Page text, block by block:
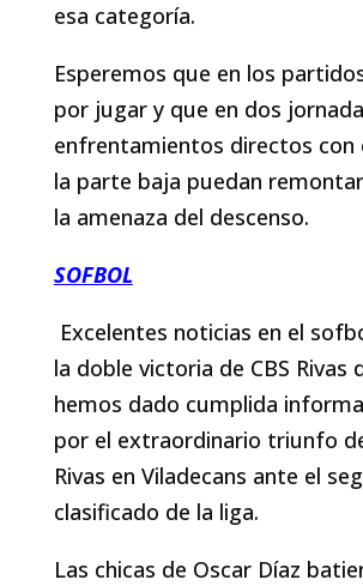
esa categoría.
Esperemos que en los
por jugar y que en dos
enfrentamientos directos con
la parte baja puedan
la amenaza del descenso.
SOFBOL
Excelentes noticias en el
la doble victoria de CBS Rivas
hemos dado cumplida
por el extraordinario triunfo
Rivas en Viladecans ante el
clasificado de la liga.
Las chicas de Oscar Díaz